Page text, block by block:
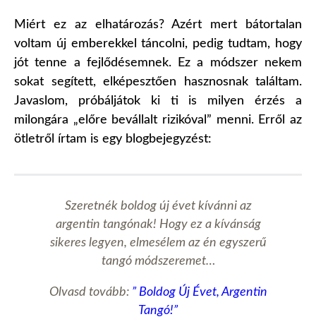
Miért ez az elhatározás? Azért mert bátortalan
voltam új emberekkel táncolni, pedig tudtam, hogy
jót tenne a fejlődésemnek. Ez a módszer nekem
sokat segített, elképesztően hasznosnak találtam.
Javaslom, próbáljátok ki ti is milyen érzés a
milongára „előre bevállalt rizikóval” menni. Erről az
ötletről írtam is egy blogbejegyzést:
Szeretnék boldog új évet kívánni az
argentin tangónak! Hogy ez a kívánság
sikeres legyen, elmesélem az én egyszerű
tangó módszeremet…
Olvasd tovább: ” Boldog Új Évet, Argentin
Tangó!”